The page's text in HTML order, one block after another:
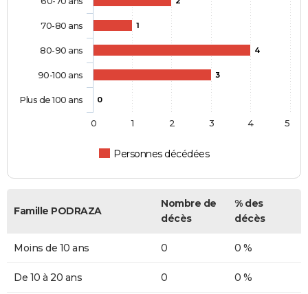
1
4
3
0
Personnes décédées
70-80 ans
80-90 ans
90-100 ans
Plus de 100 ans
0 1 2 3 4 5
Famille PODRAZA
Nombre de
décès
% des
décès
Moins de 10 ans 0 0 %
De 10 à 20 ans 0 0 %